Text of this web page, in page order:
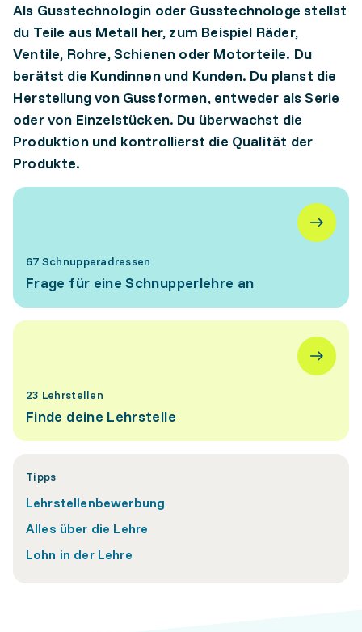
Als Gusstechnologin oder Gusstechnologe stellst
du Teile aus Metall her, zum Beispiel Räder,
Ventile, Rohre, Schienen oder Motorteile. Du
berätst die Kundinnen und Kunden. Du planst die
Herstellung von Gussformen, entweder als Serie
oder von Einzelstücken. Du überwachst die
Produktion und kontrollierst die Qualität der
Produkte.
67 Schnupperadressen
Frage für eine Schnupperlehre an
23 Lehrstellen
Finde deine Lehrstelle
Tipps
Lehrstellenbewerbung
Alles über die Lehre
Lohn in der Lehre